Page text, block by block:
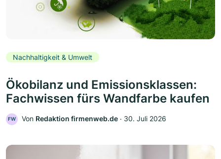
Nachhaltigkeit & Umwelt
Ökobilanz und Emissionsklassen:
Fachwissen fürs Wandfarbe kaufen
FW Von Redaktion firmenweb.de ‧ 30. Juli 2026